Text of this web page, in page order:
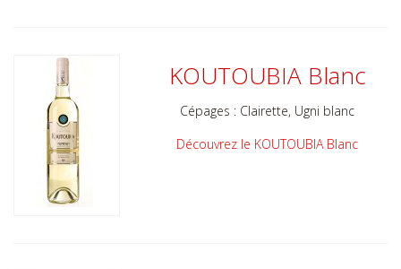
KOUTOUBIA Blanc
Cépages : Clairette, Ugni blanc
Découvrez le KOUTOUBIA Blanc